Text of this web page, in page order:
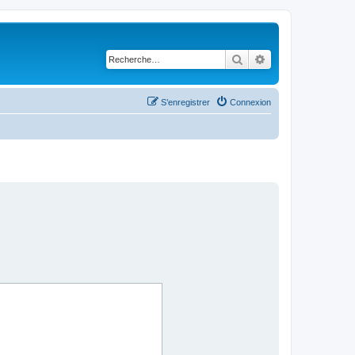
Rechercher
Connexion
S’enregistrer